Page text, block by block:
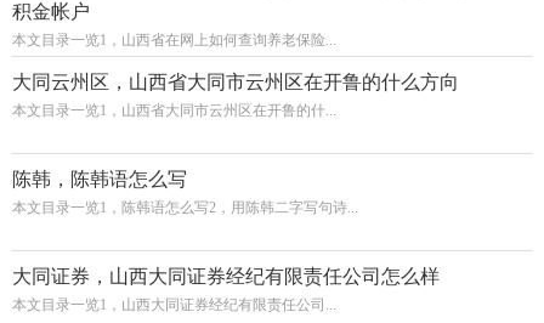
积金帐户
本文目录一览1，山西省在网上如何查询养老保险...
大同云州区，山西省大同市云州区在开鲁的什么方向
本文目录一览1，山西省大同市云州区在开鲁的什...
陈韩，陈韩语怎么写
本文目录一览1，陈韩语怎么写2，用陈韩二字写句诗...
大同证券，山西大同证券经纪有限责任公司怎么样
本文目录一览1，山西大同证券经纪有限责任公司...